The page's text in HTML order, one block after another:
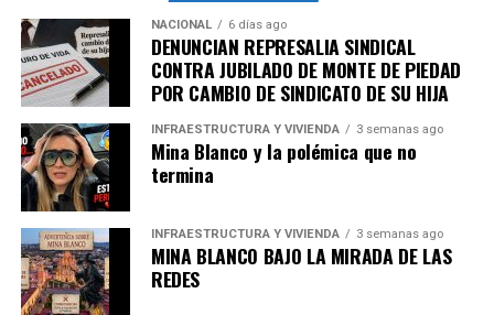
NACIONAL 6 días ago
DENUNCIAN REPRESALIA SINDICAL
CONTRA JUBILADO DE MONTE DE PIEDAD
POR CAMBIO DE SINDICATO DE SU HIJA
INFRAESTRUCTURA Y VIVIENDA 3 semanas ago
Mina Blanco y la polémica que no
termina
INFRAESTRUCTURA Y VIVIENDA 3 semanas ago
MINA BLANCO BAJO LA MIRADA DE LAS
REDES